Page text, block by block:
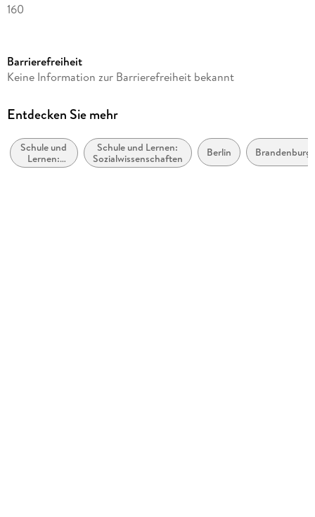
160
Verlag/Hersteller
Produktart
Schulfach
Erdkunde, Geographie
Barrierefreiheit
Keine Information zur Barrierefreiheit bekannt
Entdecken Sie mehr
Schule und
Lernen:
Geographie
Schule und Lernen:
Sozialwissenschaften
Berlin Brandenburg